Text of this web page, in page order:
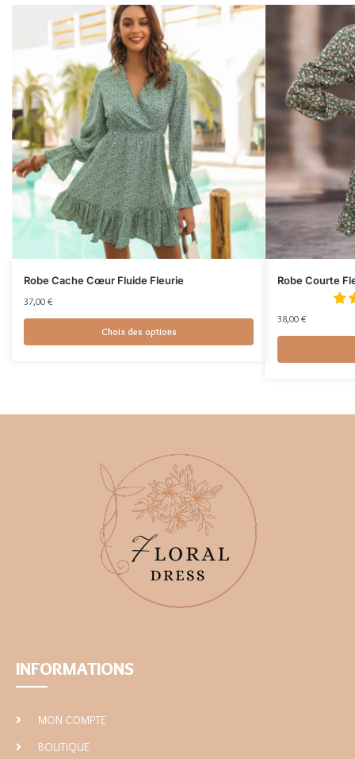
Robe Cache Cœur Fluide Fleurie
37,00 €
Choix des options
Robe Courte
38,00 €
INFORMATIONS
MON COMPTE
BOUTIQUE